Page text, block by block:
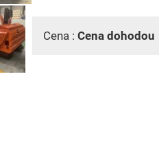
Cena : Cena dohodou